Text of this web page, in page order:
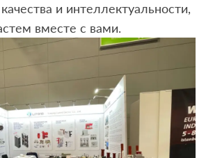
и интеллектуальности,
вместе с вами.